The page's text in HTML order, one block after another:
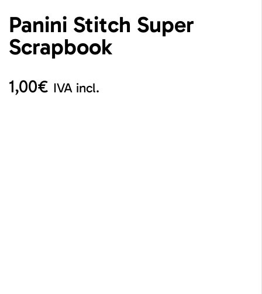
Panini Stitch Super
Scrapbook
1,00€ IVA incl.